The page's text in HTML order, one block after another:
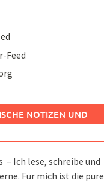
Feed
NOTIZEN UND
– Ich lese, schreibe und
Für mich ist die pure